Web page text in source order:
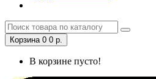
Корзина 0 0 р.
В корзине пусто!